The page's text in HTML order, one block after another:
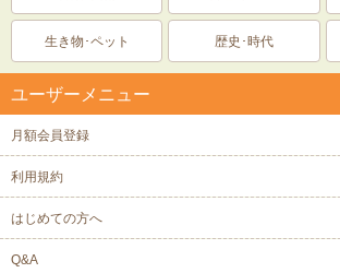
生き物･ペット 歴史･時代
ユーザーメニュー
月額会員登録
利用規約
はじめての方へ
Q&A